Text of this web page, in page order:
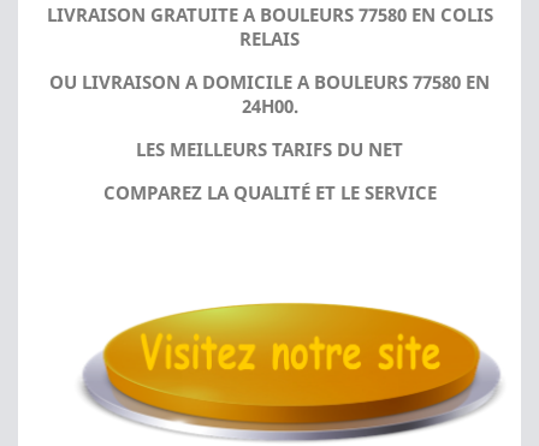
LIVRAISON GRATUITE A BOULEURS 77580 EN COLIS
RELAIS
OU LIVRAISON A DOMICILE A BOULEURS 77580 EN
24H00.
LES MEILLEURS TARIFS DU NET
COMPAREZ LA QUALITÉ ET LE SERVICE